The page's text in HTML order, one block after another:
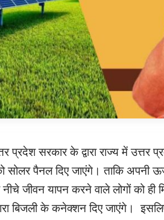
सरकार के द्वारा राज्य में उत्तर
सोलर पैनल दिए जाएंगे। ताकि अपनी
नीचे जीवन यापन करने वाले लोगों को
बिजली के कनेक्शन दिए जाएंगे।